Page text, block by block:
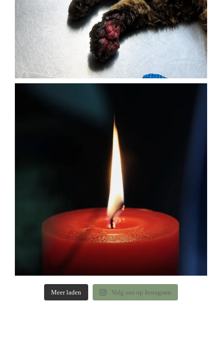
Meer laden Volg ons op Instagram